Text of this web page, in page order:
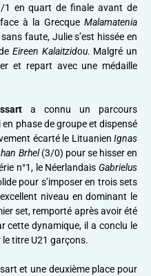
en quart de finale avant de
à la Grecque Malamatenia
faute, Julie s’est hissée en
Eireen Kalaitzidou. Malgré un
et repart avec une médaille
a connu un parcours
phase de groupe et dispensé
écarté le Lituanien Ignas
Brhel(3/0) pour se hisser en
n°1, le Néerlandais Gabrielus
pour s’imposer en trois sets
niveau en dominant le
set, remporté après avoir été
cette dynamique, il a conclu le
titre U21 garçons.
et une deuxième place pour